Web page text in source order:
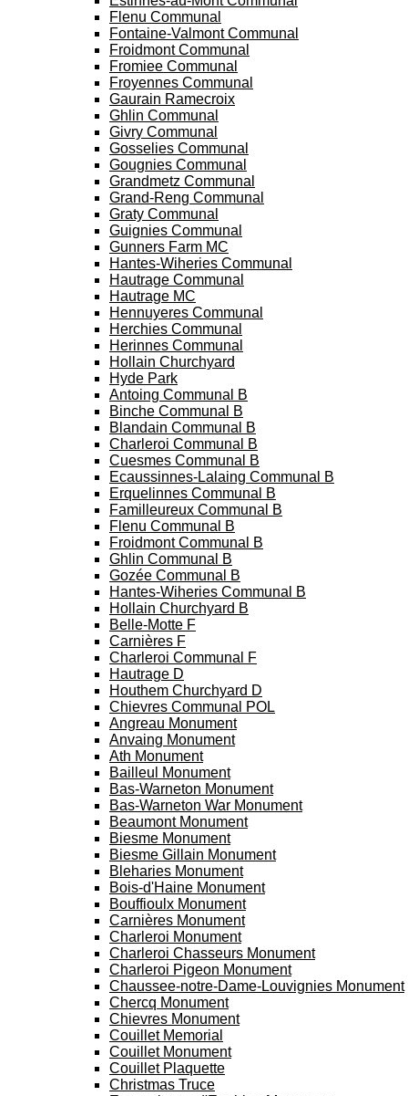
Flenu Communal
Fontaine-Valmont Communal
Froidmont Communal
Fromiee Communal
Froyennes Communal
Gaurain Ramecroix
Ghlin Communal
Givry Communal
Gosselies Communal
Gougnies Communal
Grandmetz Communal
Grand-Reng Communal
Graty Communal
Guignies Communal
Gunners Farm MC
Hantes-Wiheries Communal
Hautrage Communal
Hautrage MC
Hennuyeres Communal
Herchies Communal
Herinnes Communal
Hollain Churchyard
Hyde Park
Antoing Communal B
Binche Communal B
Blandain Communal B
Charleroi Communal B
Cuesmes Communal B
Ecaussinnes-Lalaing Communal B
Erquelinnes Communal B
Familleureux Communal B
Flenu Communal B
Froidmont Communal B
Ghlin Communal B
Gozée Communal B
Hantes-Wiheries Communal B
Hollain Churchyard B
Belle-Motte F
Carnières F
Charleroi Communal F
Hautrage D
Houthem Churchyard D
Chievres Communal POL
Angreau Monument
Anvaing Monument
Ath Monument
Bailleul Monument
Bas-Warneton Monument
Bas-Warneton War Monument
Beaumont Monument
Biesme Monument
Biesme Gillain Monument
Bleharies Monument
Bois-d'Haine Monument
Bouffioulx Monument
Carnières Monument
Charleroi Monument
Charleroi Chasseurs Monument
Charleroi Pigeon Monument
Chaussee-notre-Dame-Louvignies Monument
Chercq Monument
Chievres Monument
Couillet Memorial
Couillet Monument
Couillet Plaquette
Christmas Truce